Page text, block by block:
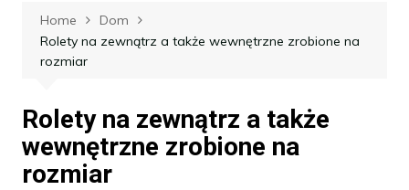
Home
Dom
Rolety na zewnątrz a także wewnętrzne zrobione na
rozmiar
Rolety na zewnątrz a także
wewnętrzne zrobione na
rozmiar